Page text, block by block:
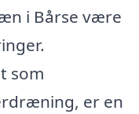
i Bårse være
som
er en